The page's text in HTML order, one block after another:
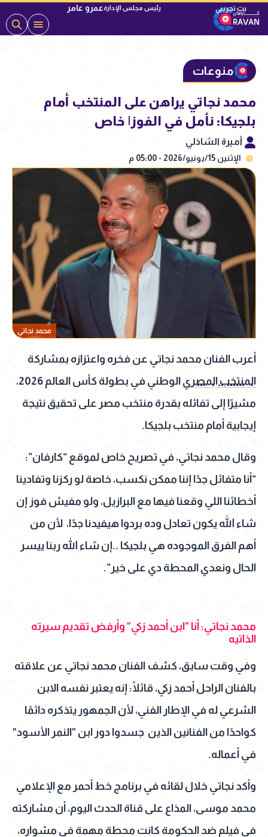
رئيس مجلس الإدارةعمرو عامر
منوعات
محمد نجاتي يراهن على المنتخب أمام
بلجيكا: نأمل في الفوز| خاص
أميرة الشاذلي
الإثنين 15/يونيو/2026 - 05:00 م
محمد نجاتي
أعرب الفنان محمد نجاتي عن فخره واعتزازه بمشاركة
المنتخب المصري
الوطني في بطولة كأس العالم 2026،
مشيرًا إلى تفائله بقدرة منتخب مصر على تحقيق نتيجة
إيجابية أمام منتخب بلجيكا.
وقال محمد نجاتي، في تصريح خاص لموقع “كارفان”:
“أنا متفائل جدًا إننا ممكن نكسب، خاصة لو ركزنا وتفادينا
أخطائنا اللي وقعنا فيها مع البرازيل، ولو مفيش فوز إن
شاء الله يكون تعادل وده بردوا هيفيدنا جدًا، لأن من
أهم الفرق الموجوده هي بلجيكا ..إن شاء الله ربنا ييسر
الحال ونعدي المحطة دي على خير”.
محمد نجاتي: أنا "ابن أحمد زكي" وأرفض تقديم سيرته
الذاتيه
وفي وقت سابق، كشف الفنان محمد نجاتي عن علاقته
بالفنان الراحل أحمد زكي، قائلًا: إنه يعتبر نفسه الابن
الشرعي له في الإطار الفني، لأن الجمهور يتذكره دائمًا
كواحدًا من الفنانين الذين جسدوا دور ابن "النمر الأسود"
في أعماله.
وأكد نجاتي خلال لقائه في برنامج خط أحمر مع الإعلامي
محمد موسى، المذاع على قناة الحدث اليوم، أن مشاركته
في فيلم ضد الحكومة كانت محطة مهمة في مشواره،